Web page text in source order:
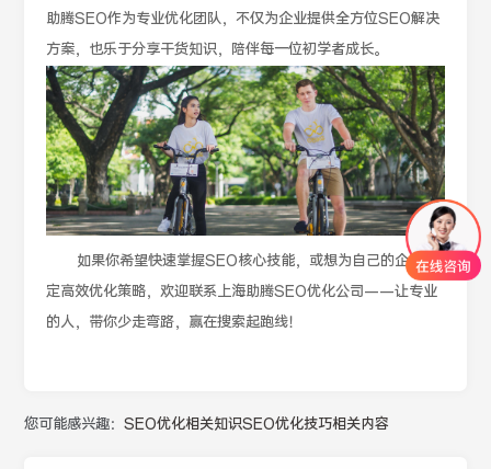
助腾SEO作为专业优化团队，不仅为企业提供全方位SEO解决
方案，也乐于分享干货知识，陪伴每一位初学者成长。
如果你希望快速掌握SEO核心技能，或想为自己的企业制
定高效优化策略，欢迎联系上海助腾SEO优化公司——让专业
的人，带你少走弯路，赢在搜索起跑线！
您可能感兴趣：SEO优化相关知识SEO优化技巧相关内容